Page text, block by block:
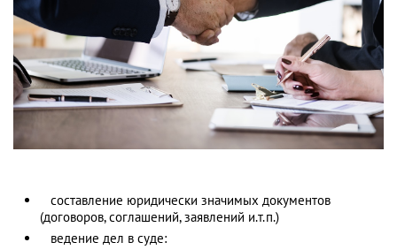
составление юридически значимых документов
(договоров, соглашений, заявлений и.т.п.)
ведение дел в суде: